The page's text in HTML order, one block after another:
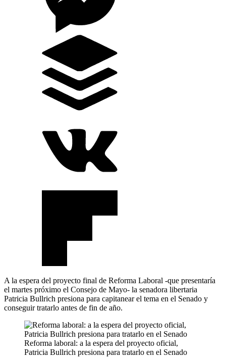
A la espera del proyecto final de Reforma Laboral -que presentaría
el martes próximo el Consejo de Mayo- la senadora libertaria
Patricia Bullrich presiona para capitanear el tema en el Senado y
conseguir tratarlo antes de fin de año.
Reforma laboral: a la espera del proyecto oficial,
Patricia Bullrich presiona para tratarlo en el Senado